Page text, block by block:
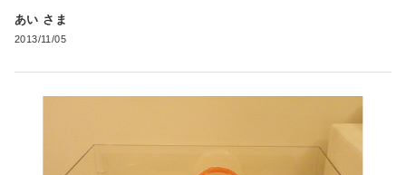
あい さま
2013/11/05